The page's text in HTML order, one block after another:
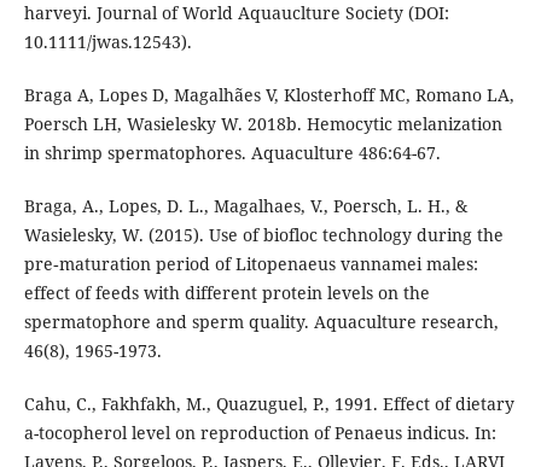
harveyi. Journal of World Aquauclture Society (DOI:
10.1111/jwas.12543).
Braga A, Lopes D, Magalhães V, Klosterhoff MC, Romano LA,
Poersch LH, Wasielesky W. 2018b. Hemocytic melanization
in shrimp spermatophores. Aquaculture 486:64-67.
Braga, A., Lopes, D. L., Magalhaes, V., Poersch, L. H., &
Wasielesky, W. (2015). Use of biofloc technology during the
pre‐maturation period of Litopenaeus vannamei males:
effect of feeds with different protein levels on the
spermatophore and sperm quality. Aquaculture research,
46(8), 1965-1973.
Cahu, C., Fakhfakh, M., Quazuguel, P., 1991. Effect of dietary
a-tocopherol level on reproduction of Penaeus indicus. In:
Lavens, P., Sorgeloos, P., Jaspers, E., Ollevier, F. Eds., LARVI